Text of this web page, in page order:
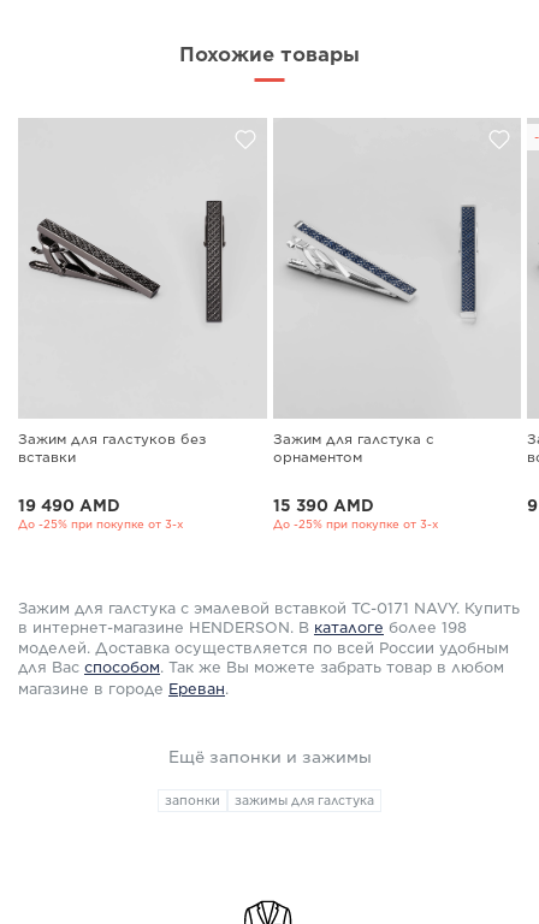
Похожие товары
Зажим для галстуков без
вставки
19 490 AMD
До -25% при покупке от 3-х
Зажим для галстука с
орнаментом
15 390 AMD
До -25% при покупке от 3-х
Зажим для галстука с эмалевой вставкой TC-0171 NAVY. Купить
в интернет-магазине HENDERSON. В каталоге более 198
моделей. Доставка осуществляется по всей России удобным
для Вас способом. Так же Вы можете забрать товар в любом
магазине в городе Ереван.
Ещё запонки и зажимы
запонки зажимы для галстука